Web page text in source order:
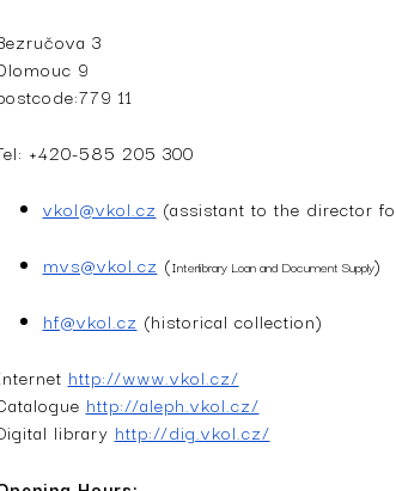
3
9
11­­­
+420-585 205 300
vkol@vkol.cz (assistant to the director
mvs@vkol.cz (Interlibrary Loan and Document Supply)
hf@vkol.cz (historical collection)
http://www.vkol.cz/
http://aleph.vkol.cz/
library http://dig.vkol.cz/